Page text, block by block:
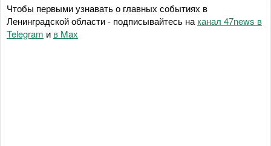
Чтобы первыми узнавать о главных событиях в
Ленинградской области - подписывайтесь на канал 47news в
Telegram и в Maх